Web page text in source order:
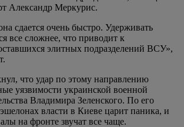
Александр Меркурис.
сдается очень быстро. Удерживать
все сложнее, что приводит к
элитных подразделений ВСУ»,
что удар по этому направлению
уязвимости украинской военной
Владимира Зеленского. По его
власти в Киеве царит паника, и
на фронте звучат все чаще.